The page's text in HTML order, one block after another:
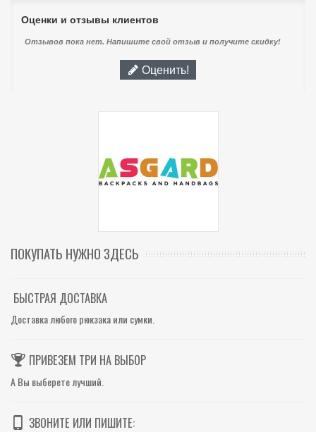
Оценки и отзывы клиентов
Отзывов пока нет. Напишите свой отзыв и получите скидку!
Оценить!
ПОКУПАТЬ НУЖНО ЗДЕСЬ
БЫСТРАЯ ДОСТАВКА
Доставка любого рюкзака или сумки.
ПРИВЕЗЕМ ТРИ НА ВЫБОР
А Вы выберете лучший.
ЗВОНИТЕ ИЛИ ПИШИТЕ: